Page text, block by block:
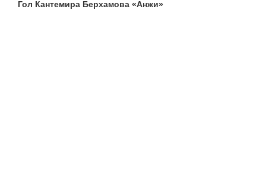
Гол Кантемира Берхамова «Анжи»